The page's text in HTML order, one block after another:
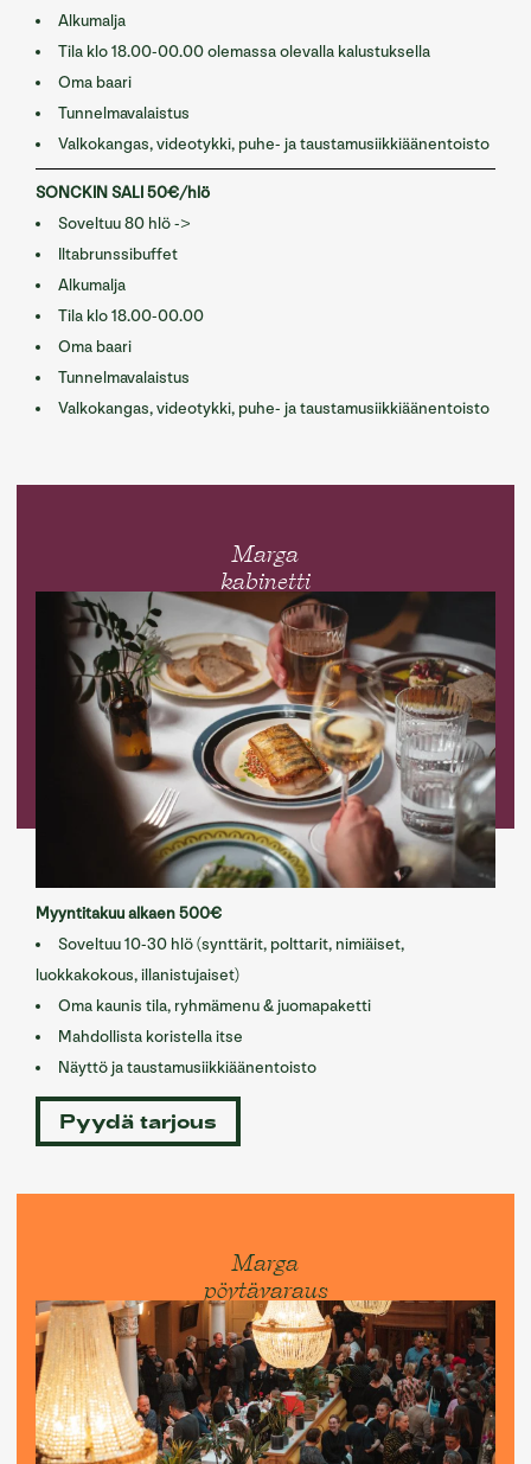
Alkumalja
Tila klo 18.00-00.00 olemassa olevalla kalustuksella
Oma baari
Tunnelmavalaistus
Valkokangas, videotykki, puhe- ja taustamusiikkiäänentoisto
SONCKIN SALI 50€/hlö
Soveltuu 80 hlö ->
Iltabrunssibuffet
Alkumalja
Tila klo 18.00-00.00
Oma baari
Tunnelmavalaistus
Valkokangas, videotykki, puhe- ja taustamusiikkiäänentoisto
Marga
kabinetti
Myyntitakuu alkaen 500€
Soveltuu 10-30 hlö (synttärit, polttarit, nimiäiset,
luokkakokous, illanistujaiset)
Oma kaunis tila, ryhmämenu & juomapaketti
Mahdollista koristella itse
Näyttö ja taustamusiikkiäänentoisto
Pyydä tarjous
Marga
pöytävaraus